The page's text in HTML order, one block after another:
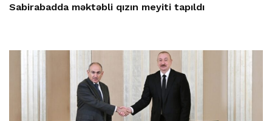
Sabirabadda məktəbli qızın meyiti tapıldı